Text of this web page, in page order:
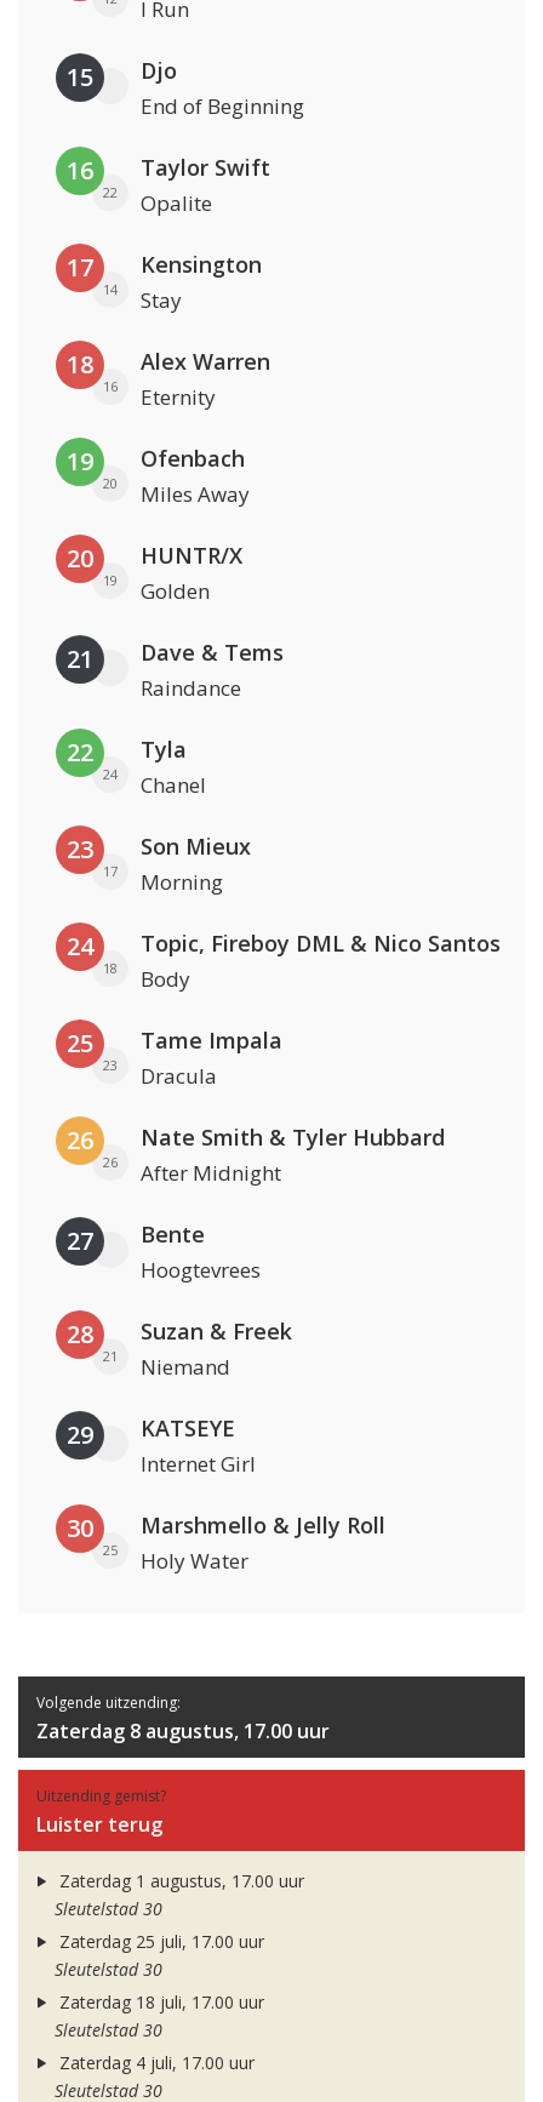
I Run
15 Djo
End of Beginning
16
22
Taylor Swift
Opalite
17
14
Kensington
Stay
18
16
Alex Warren
Eternity
19
20
Ofenbach
Miles Away
20
19
HUNTR/X
Golden
21 Dave & Tems
Raindance
22
24
Tyla
Chanel
23
17
Son Mieux
Morning
24
18
Topic, Fireboy DML & Nico Santos
Body
25
23
Tame Impala
Dracula
26
26
Nate Smith & Tyler Hubbard
After Midnight
27 Bente
Hoogtevrees
28
21
Suzan & Freek
Niemand
29 KATSEYE
Internet Girl
30
25
Marshmello & Jelly Roll
Holy Water
Volgende uitzending:
Zaterdag 8 augustus, 17.00 uur
Uitzending gemist?
Luister terug
Zaterdag 1 augustus, 17.00 uur
Sleutelstad 30
Zaterdag 25 juli, 17.00 uur
Sleutelstad 30
Zaterdag 18 juli, 17.00 uur
Sleutelstad 30
Zaterdag 4 juli, 17.00 uur
Sleutelstad 30